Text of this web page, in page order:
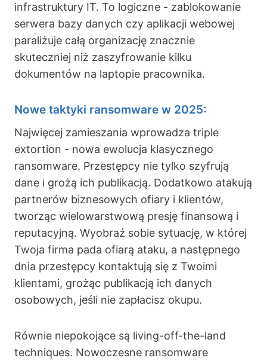
infrastruktury IT. To logiczne - zablokowanie
serwera bazy danych czy aplikacji webowej
paraliżuje całą organizację znacznie
skuteczniej niż zaszyfrowanie kilku
dokumentów na laptopie pracownika.
Nowe taktyki ransomware w 2025:
Najwięcej zamieszania wprowadza triple
extortion - nowa ewolucja klasycznego
ransomware. Przestępcy nie tylko szyfrują
dane i grożą ich publikacją. Dodatkowo atakują
partnerów biznesowych ofiary i klientów,
tworząc wielowarstwową presję finansową i
reputacyjną. Wyobraź sobie sytuację, w której
Twoja firma pada ofiarą ataku, a następnego
dnia przestępcy kontaktują się z Twoimi
klientami, grożąc publikacją ich danych
osobowych, jeśli nie zapłacisz okupu.
Równie niepokojące są living-off-the-land
techniques. Nowoczesne ransomware